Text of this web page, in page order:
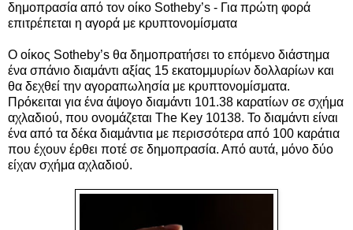
δημοπρασία από τον οίκο Sotheby’s - Για πρώτη φορά
επιτρέπεται η αγορά με κρυπτονομίσματα
Ο οίκος Sotheby’s θα δημοπρατήσει το επόμενο διάστημα
ένα σπάνιο διαμάντι αξίας 15 εκατομμυρίων δολλαρίων και
θα δεχθεί την αγοραπωλησία με κρυπτονομίσματα.
Πρόκειται για ένα άψογο διαμάντι 101.38 καρατίων σε σχήμα
αχλαδιού, που ονομάζεται The Key 10138. Το διαμάντι είναι
ένα από τα δέκα διαμάντια με περισσότερα από 100 καράτια
που έχουν έρθει ποτέ σε δημοπρασία. Από αυτά, μόνο δύο
είχαν σχήμα αχλαδιού.